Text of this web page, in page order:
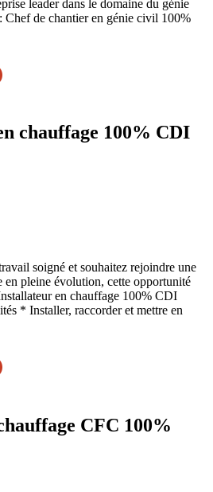
leader dans le domaine du génie
Chef de chantier en génie civil 100%
chauffage 100% CDI
soigné et souhaitez rejoindre une
en pleine évolution, cette opportunité
en chauffage 100% CDI
* Installer, raccorder et mettre en
CFC 100%